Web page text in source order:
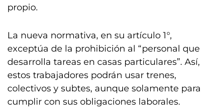
propio.
La nueva normativa, en su artículo 1°,
exceptúa de la prohibición al “personal que
desarrolla tareas en casas particulares”. Así,
estos trabajadores podrán usar trenes,
colectivos y subtes, aunque solamente para
cumplir con sus obligaciones laborales.